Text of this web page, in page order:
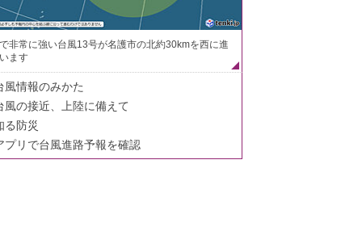
非常に強い台風13号が名護市の北約30kmを西に進
ます
風情報のみかた
風の接近、上陸に備えて
る防災
プリで台風進路予報を確認